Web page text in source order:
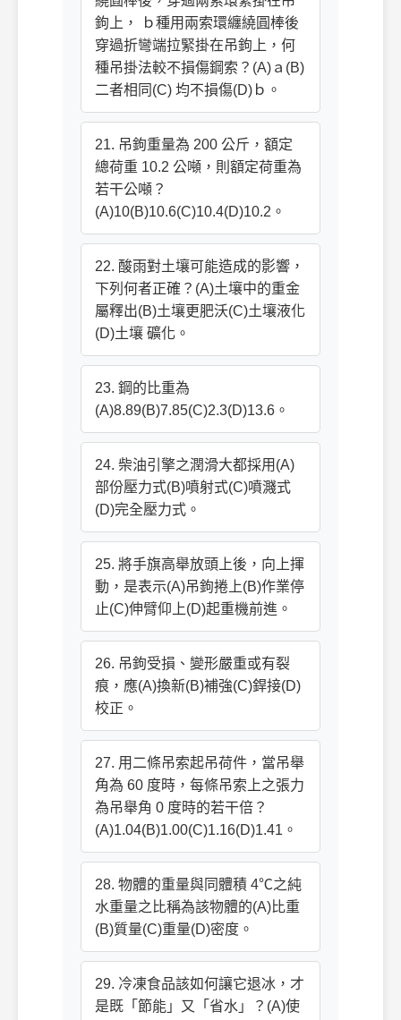
鉤上， ｂ種用兩索環纏繞圓棒後
穿過折彎端拉緊掛在吊鉤上，何
種吊掛法較不損傷鋼索？(A)ａ(B)
二者相同(C) 均不損傷(D)ｂ。
21. 吊鉤重量為 200 公斤，額定
總荷重 10.2 公噸，則額定荷重為
若干公噸？
(A)10(B)10.6(C)10.4(D)10.2。
22. 酸雨對土壤可能造成的影響，
下列何者正確？(A)土壤中的重金
屬釋出(B)土壤更肥沃(C)土壤液化
(D)土壤 礦化。
23. 鋼的比重為
(A)8.89(B)7.85(C)2.3(D)13.6。
24. 柴油引擎之潤滑大都採用(A)
部份壓力式(B)噴射式(C)噴濺式
(D)完全壓力式。
25. 將手旗高舉放頭上後，向上揮
動，是表示(A)吊鉤捲上(B)作業停
止(C)伸臂仰上(D)起重機前進。
26. 吊鉤受損、變形嚴重或有裂
痕，應(A)換新(B)補強(C)銲接(D)
校正。
27. 用二條吊索起吊荷件，當吊舉
角為 60 度時，每條吊索上之張力
為吊舉角 0 度時的若干倍？
(A)1.04(B)1.00(C)1.16(D)1.41。
28. 物體的重量與同體積 4℃之純
水重量之比稱為該物體的(A)比重
(B)質量(C)重量(D)密度。
29. 冷凍食品該如何讓它退冰，才
是既「節能」又「省水」？(A)使